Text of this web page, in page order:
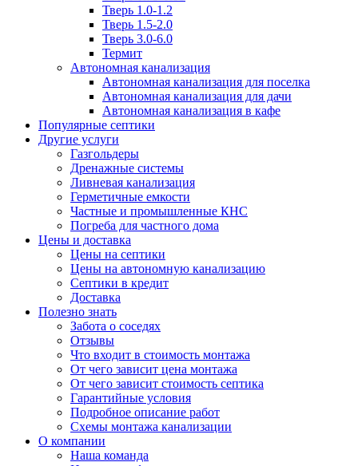
Тверь 1.0-1.2
Тверь 1.5-2.0
Тверь 3.0-6.0
Термит
Автономная канализация
Автономная канализация для поселка
Автономная канализация для дачи
Автономная канализация в кафе
Популярные септики
Другие услуги
Газгольдеры
Дренажные системы
Ливневая канализация
Герметичные емкости
Частные и промышленные КНС
Погреба для частного дома
Цены и доставка
Цены на септики
Цены на автономную канализацию
Септики в кредит
Доставка
Полезно знать
Забота о соседях
Отзывы
Что входит в стоимость монтажа
От чего зависит цена монтажа
От чего зависит стоимость септика
Гарантийные условия
Подробное описание работ
Схемы монтажа канализации
О компании
Наша команда